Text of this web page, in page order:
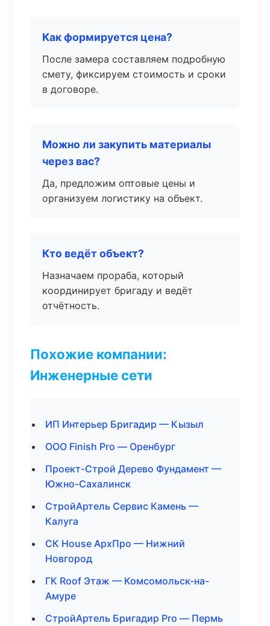
Как формируется цена?
После замера составляем подробную
смету, фиксируем стоимость и сроки
в договоре.
Можно ли закупить материалы
через вас?
Да, предложим оптовые цены и
организуем логистику на объект.
Кто ведёт объект?
Назначаем прораба, который
координирует бригаду и ведёт
отчётность.
Похожие компании:
Инженерные сети
ИП Интерьер Бригадир — Кызыл
ООО Finish Pro — Оренбург
Проект-Строй Дерево Фундамент —
Южно-Сахалинск
СтройАртель Сервис Камень —
Калуга
СК House АрхПро — Нижний
Новгород
ГК Roof Этаж — Комсомольск-на-
Амуре
СтройАртель Бригадир Pro — Пермь